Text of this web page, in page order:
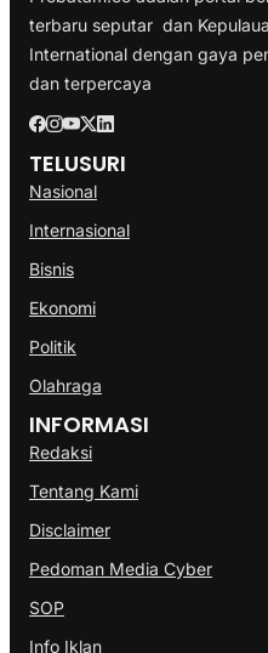
terbaru seputar dan
International dengan gaya
dan terpercaya
TELUSURI
Nasional
Internasional
Bisnis
Ekonomi
Politik
Olahraga
INFORMASI
Redaksi
Tentang Kami
Disclaimer
Pedoman Media Cyber
SOP
Info Iklan